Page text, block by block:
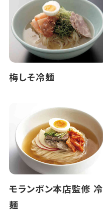
梅しそ冷麺
モランボン本店監修 冷
麺